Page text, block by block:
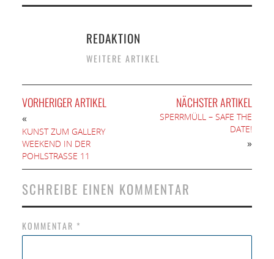
REDAKTION
WEITERE ARTIKEL
VORHERIGER ARTIKEL
«
KUNST ZUM GALLERY
WEEKEND IN DER
POHLSTRASSE 11
NÄCHSTER ARTIKEL
SPERRMÜLL – SAFE THE
DATE!
»
SCHREIBE EINEN KOMMENTAR
KOMMENTAR *